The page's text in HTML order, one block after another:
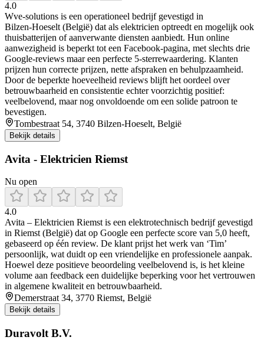
4.0
Wve‑solutions is een operationeel bedrijf gevestigd in
Bilzen‑Hoeselt (België) dat als elektricien optreedt en mogelijk ook
thuisbatterijen of aanverwante diensten aanbiedt. Hun online
aanwezigheid is beperkt tot een Facebook‑pagina, met slechts drie
Google‑reviews maar een perfecte 5‑sterrewaardering. Klanten
prijzen hun correcte prijzen, nette afspraken en behulpzaamheid.
Door de beperkte hoeveelheid reviews blijft het oordeel over
betrouwbaarheid en consistentie echter voorzichtig positief:
veelbelovend, maar nog onvoldoende om een solide patroon te
bevestigen.
Tombestraat 54, 3740 Bilzen-Hoeselt, België
Bekijk details
Avita - Elektricien Riemst
Nu open
4.0
Avita – Elektricien Riemst is een elektrotechnisch bedrijf gevestigd
in Riemst (België) dat op Google een perfecte score van 5,0 heeft,
gebaseerd op één review. De klant prijst het werk van ‘Tim’
persoonlijk, wat duidt op een vriendelijke en professionele aanpak.
Hoewel deze positieve beoordeling veelbelovend is, is het kleine
volume aan feedback een duidelijke beperking voor het vertrouwen
in algemene kwaliteit en betrouwbaarheid.
Demerstraat 34, 3770 Riemst, België
Bekijk details
Duravolt B.V.